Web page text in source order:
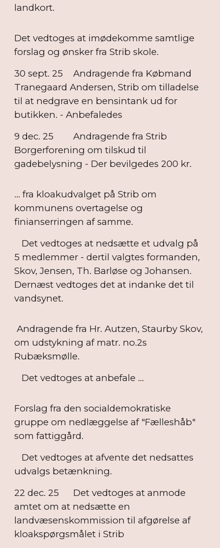
landkort.
Det vedtoges at imødekomme samtlige
forslag og ønsker fra Strib skole.
30 sept. 25
Andragende fra Købmand
Tranegaard Andersen, Strib om tilladelse
til at nedgrave en bensintank ud for
butikken. - Anbefaledes
9 dec. 25
Andragende fra Strib
Borgerforening om tilskud til
gadebelysning - Der bevilgedes 200 kr.
... fra kloakudvalget på Strib om
kommunens overtagelse og
finianserringen af samme.
Det vedtoges at nedsætte et udvalg på
5 medlemmer - dertil valgtes formanden,
Skov, Jensen, Th. Barløse og Johansen.
Dernæst vedtoges det at indanke det til
vandsynet.
Andragende fra Hr. Autzen, Staurby Skov,
om udstykning af matr. no.2s
Rubæksmølle.
Det vedtoges at anbefale ...
Forslag fra den socialdemokratiske
gruppe om nedlæggelse af "Fælleshåb"
som fattiggård.
Det vedtoges at afvente det nedsattes
udvalgs betænkning.
22 dec. 25
Det vedtoges at anmode
amtet om at nedsætte en
landvæsenskommission til afgørelse af
kloakspørgsmålet i Strib